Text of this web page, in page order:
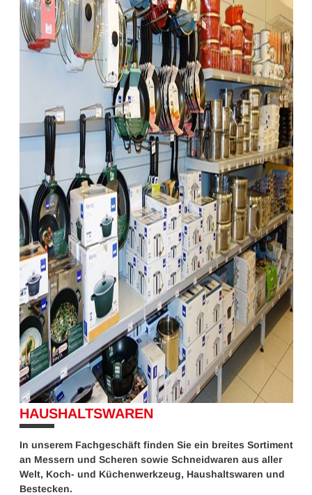
HAUSHALTSWAREN
In unserem Fachgeschäft finden Sie ein breites Sortiment
an Messern und Scheren sowie Schneidwaren aus aller
Welt, Koch- und Küchenwerkzeug, Haushaltswaren und
Bestecken.